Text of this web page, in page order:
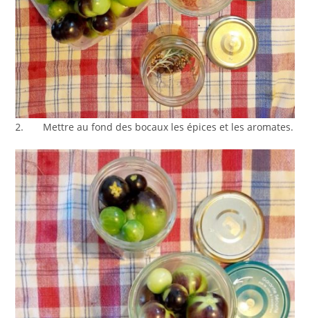
2. Mettre au fond des bocaux les épices et les aromates.